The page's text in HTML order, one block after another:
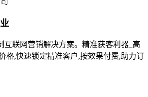
互联网营销解决方案。精准获客利器_高
格,快速锁定精准客户,按效果付费,助力订